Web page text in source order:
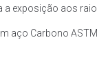
exposição aos
aço Carbono